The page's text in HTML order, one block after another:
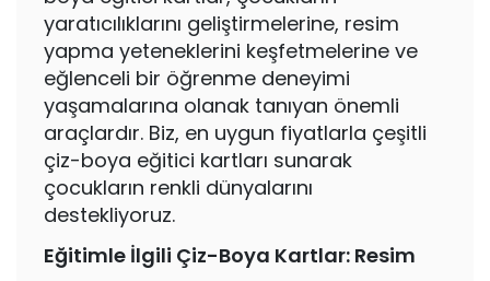
yaratıcılıklarını geliştirmelerine, resim
yapma yeteneklerini keşfetmelerine ve
eğlenceli bir öğrenme deneyimi
yaşamalarına olanak tanıyan önemli
araçlardır. Biz, en uygun fiyatlarla çeşitli
çiz-boya eğitici kartları sunarak
çocukların renkli dünyalarını
destekliyoruz.
Eğitimle İlgili Çiz-Boya Kartlar: Resim